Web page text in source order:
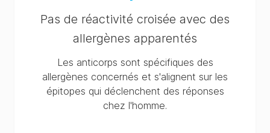
Pas de réactivité croisée avec des
allergènes apparentés
Les anticorps sont spécifiques des
allergènes concernés et s'alignent sur les
épitopes qui déclenchent des réponses
chez l'homme.